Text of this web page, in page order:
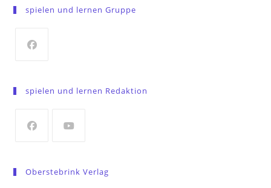
spielen und lernen Gruppe
a
tab
spielen und lernen Redaktion
a
Oberstebrink Verlag